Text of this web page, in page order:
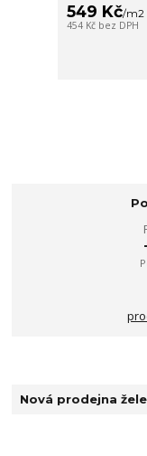
549 Kč/m2
454 Kč bez DPH
Nová prodejna